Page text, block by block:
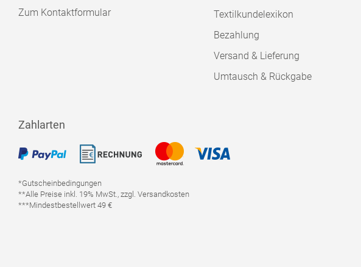
Zum Kontaktformular
Textilkundelexikon
Bezahlung
Versand & Lieferung
Umtausch & Rückgabe
Zahlarten
*Gutscheinbedingungen
**Alle Preise inkl. 19% MwSt., zzgl. Versandkosten
***Mindestbestellwert 49 €